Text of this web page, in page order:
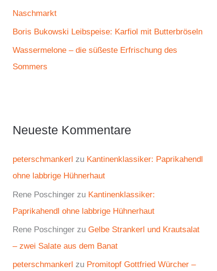
Naschmarkt
Boris Bukowski Leibspeise: Karfiol mit Butterbröseln
Wassermelone – die süßeste Erfrischung des
Sommers
Neueste Kommentare
peterschmankerl zu Kantinenklassiker: Paprikahendl
ohne labbrige Hühnerhaut
Rene Poschinger zu Kantinenklassiker:
Paprikahendl ohne labbrige Hühnerhaut
Rene Poschinger zuGelbe Strankerl und Krautsalat
– zwei Salate aus dem Banat
peterschmankerl zu Promitopf Gottfried Würcher –